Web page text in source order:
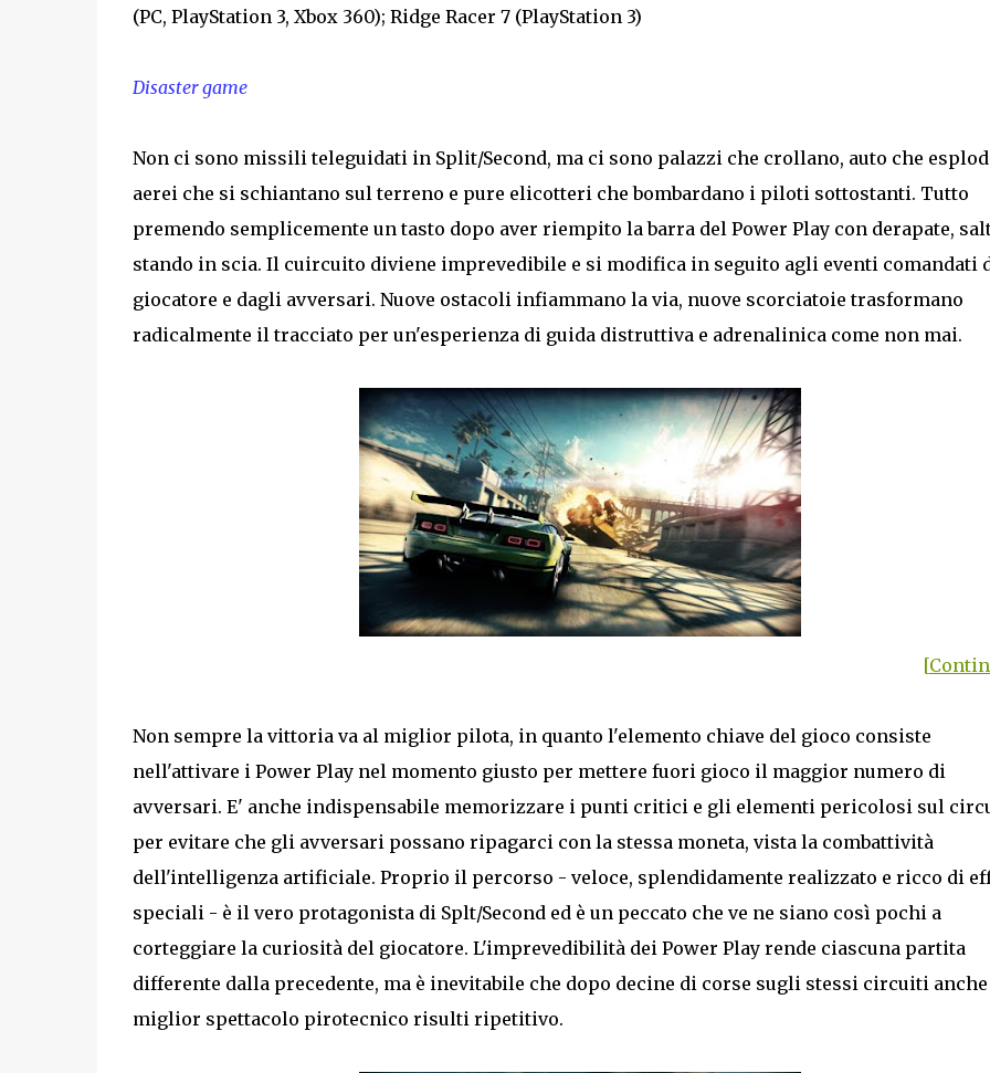
(PC, PlayStation 3, Xbox 360); Ridge Racer 7 (PlayStation 3)
Disaster game
Non ci sono missili teleguidati in Split/Second, ma ci sono palazzi che crollano, auto che
aerei che si schiantano sul terreno e pure elicotteri che bombardano i piloti sottostanti. Tutto
premendo semplicemente un tasto dopo aver riempito la barra del Power Play con derapate,
stando in scia. Il cuircuito diviene imprevedibile e si modifica in seguito agli eventi comandati
giocatore e dagli avversari. Nuove ostacoli infiammano la via, nuove scorciatoie trasformano
radicalmente il tracciato per un'esperienza di guida distruttiva e adrenalinica come non mai.
Non sempre la vittoria va al miglior pilota, in quanto l'elemento chiave del gioco consiste
nell'attivare i Power Play nel momento giusto per mettere fuori gioco il maggior numero di
avversari. E' anche indispensabile memorizzare i punti critici e gli elementi pericolosi sul
per evitare che gli avversari possano ripagarci con la stessa moneta, vista la combattività
dell'intelligenza artificiale. Proprio il percorso - veloce, splendidamente realizzato e ricco di
speciali - è il vero protagonista di Splt/Second ed è un peccato che ve ne siano così pochi a
corteggiare la curiosità del giocatore. L'imprevedibilità dei Power Play rende ciascuna partita
differente dalla precedente, ma è inevitabile che dopo decine di corse sugli stessi circuiti
miglior spettacolo pirotecnico risulti ripetitivo.